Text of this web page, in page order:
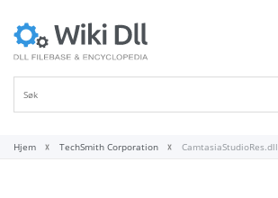
Hjem TechSmith Corporation CamtasiaStudioRes.dll